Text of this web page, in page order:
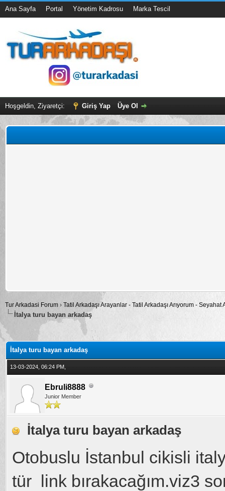
Ana Sayfa Portal Yönetim Kadrosu Marka Tescil
Hoşgeldin, Ziyaretçi: Giriş Yap Üye Ol
Tur Arkadasi Forum › Tatil Arkadaşı Arayanlar - Tatil Arkadaşı Arıyorum -
İtalya turu bayan arkadaş
0
İtalya turu bayan arkadaş
13-03-2024, 06:24 PM,
Ebruli8888
Junior Member
İtalya turu bayan arkadaş
Otobuslu İstanbul cikisli
tür link bırakacağım.viz3